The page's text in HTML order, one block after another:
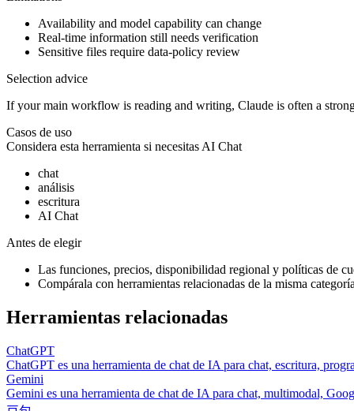
Availability and model capability can change
Real-time information still needs verification
Sensitive files require data-policy review
Selection advice
If your main workflow is reading and writing, Claude is often a
Casos de uso
Considera esta herramienta si necesitasAI Chat
chat
análisis
escritura
AI Chat
Antes de elegir
Las funciones, precios, disponibilidad regional y políticas de
Compárala con herramientas relacionadas de la misma
Herramientas relacionadas
ChatGPT
ChatGPT es una herramienta de chat de IA para chat, escritura,
Gemini
Gemini es una herramienta de chat de IA para chat, multimodal,